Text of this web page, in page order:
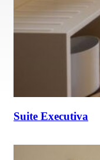
Suite Executiva